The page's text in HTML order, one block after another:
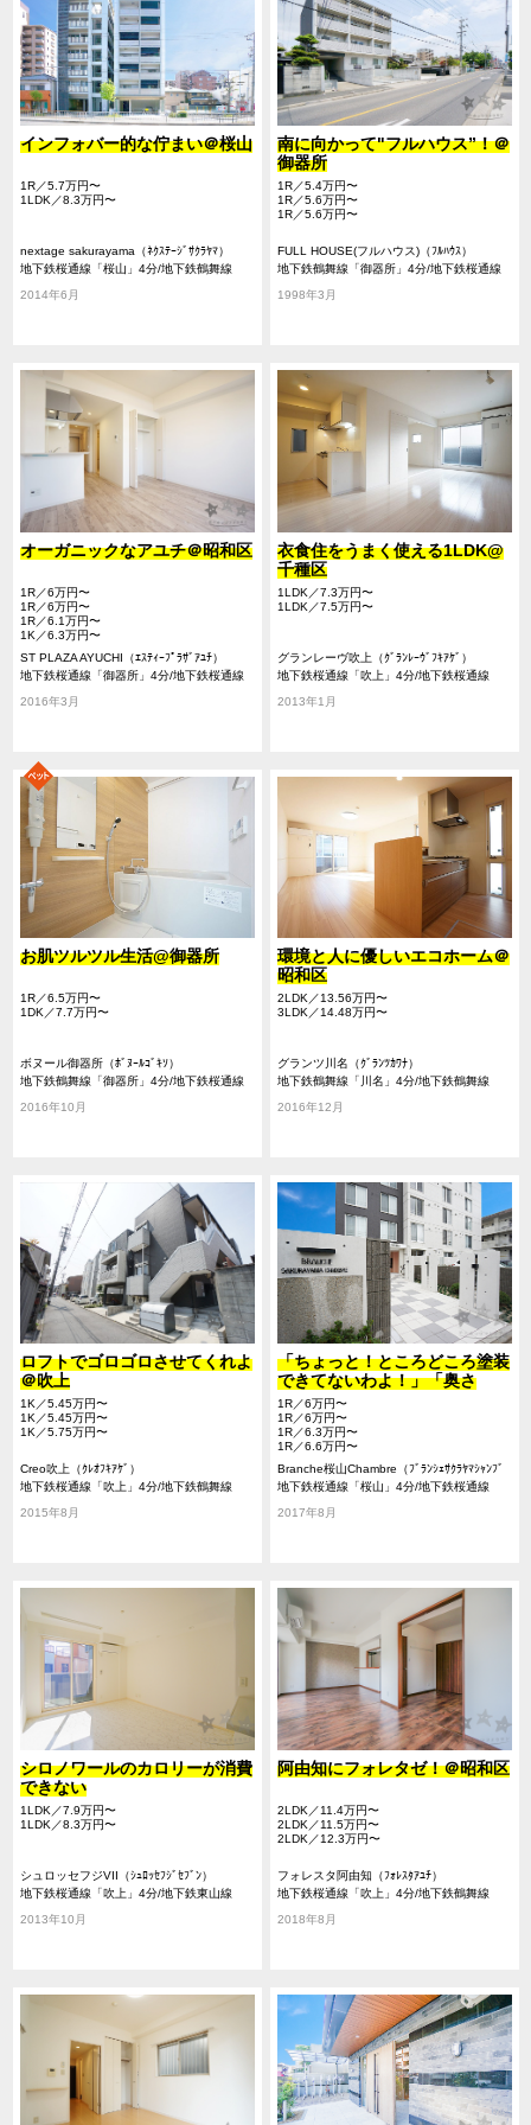
インフォバー的な佇まい＠桜山
1R／5.7万円〜
1LDK／8.3万円〜
nextage sakurayama（ﾈｸｽﾃｰｼﾞｻｸﾗﾔﾏ）
地下鉄桜通線「桜山」4分/地下鉄鶴舞線
「御器所」15分/地下鉄桜通線「瑞穂区役
2014年6月
南に向かって"フルハウス”！＠
御器所
1R／5.4万円〜
1R／5.6万円〜
1R／5.6万円〜
FULL HOUSE(フルハウス)（ﾌﾙﾊｳｽ）
地下鉄鶴舞線「御器所」4分/地下鉄桜通線
「御器所」4分/地下鉄鶴舞線「荒畑」8分
1998年3月
オーガニックなアユチ＠昭和区
1R／6万円〜
1R／6万円〜
1R／6.1万円〜
1K／6.3万円〜
ST PLAZA AYUCHI（ｴｽﾃｨｰﾌﾟﾗｻﾞｱﾕﾁ）
地下鉄桜通線「御器所」4分/地下鉄桜通線
2016年3月
衣食住をうまく使える1LDK@
千種区
1LDK／7.3万円〜
1LDK／7.5万円〜
グランレーヴ吹上（ｸﾞﾗﾝﾚｰｳﾞﾌｷｱｹﾞ）
地下鉄桜通線「吹上」4分/地下鉄桜通線
2013年1月
お肌ツルツル生活@御器所
1R／6.5万円〜
1DK／7.7万円〜
ボヌール御器所（ﾎﾞﾇｰﾙｺﾞｷｿ）
地下鉄鶴舞線「御器所」4分/地下鉄桜通線
2016年10月
環境と人に優しいエコホーム＠
昭和区
2LDK／13.56万円〜
3LDK／14.48万円〜
グランツ川名（ｸﾞﾗﾝﾂｶﾜﾅ）
地下鉄鶴舞線「川名」4分/地下鉄鶴舞線
2016年12月
ロフトでゴロゴロさせてくれよ
＠吹上
1K／5.45万円〜
1K／5.45万円〜
1K／5.75万円〜
Creo吹上（ｸﾚｵﾌｷｱｹﾞ）
地下鉄桜通線「吹上」4分/地下鉄鶴舞線
「御器所」13分/地下鉄鶴舞線「川名」20分
2015年8月
「ちょっと！ところどころ塗装
できてないわよ！」「奥さ
ん、、そういうデザインですね
ん」@瑞穂区
1R／6万円〜
1R／6万円〜
1R／6.3万円〜
1R／6.6万円〜
Branche桜山Chambre（ﾌﾞﾗﾝｼｪｻｸﾗﾔﾏｼｬﾝﾌﾞ
ﾙ）
地下鉄桜通線「桜山」4分/地下鉄桜通線
「瑞穂区役所」8分/地下鉄鶴舞線「御器
2017年8月
シロノワールのカロリーが消費
できない
1LDK／7.9万円〜
1LDK／8.3万円〜
シュロッセフジVII（ｼｭﾛｯｾﾌｼﾞｾﾌﾞﾝ）
地下鉄桜通線「吹上」4分/地下鉄東山線
2013年10月
阿由知にフォレタゼ！＠昭和区
2LDK／11.4万円〜
2LDK／11.5万円〜
2LDK／12.3万円〜
フォレスタ阿由知（ﾌｫﾚｽﾀｱﾕﾁ）
地下鉄桜通線「吹上」4分/地下鉄鶴舞線
2018年8月